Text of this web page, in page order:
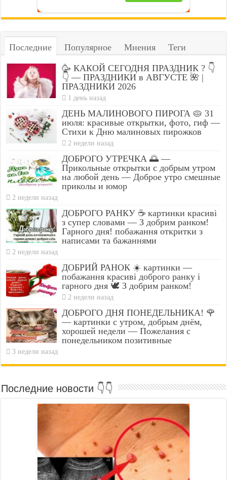
Последние Популярное Мнения Теги
🥳 КАКОЙ СЕГОДНЯ ПРАЗДНИК ? 👇
👇 — ПРАЗДНИКИ в АВГУСТЕ 🌺 |
ПРАЗДНИКИ 2026
1 день назад
ДЕНЬ МАЛИНОВОГО ПИРОГА 🥧 31
июля: красивые открытки, фото, гиф —
Стихи к Дню малиновых пирожков
2 недели назад
ДОБРОГО УТРЕЧКА 🌅 —
Прикольные открытки с добрым утром
на любой день — Доброе утро смешные
приколы и юмор
2 недели назад
ДОБРОГО РАНКУ ☕ картинки красиві
з супер словами — З добрим ранком!
Гарного дня! побажання откритки з
написами та бажаннями
2 недели назад
ДОБРИЙ РАНОК ☀️ картинки —
побажання красиві доброго ранку і
гарного дня 🕊️ З добрим ранком!
2 недели назад
ДОБРОГО ДНЯ ПОНЕДЕЛЬНИКА! 🌹
— картинки с утром, добрым днём,
хорошей недели — Пожелания с
понедельником позитивные
3 недели назад
Последние новости 👇👇